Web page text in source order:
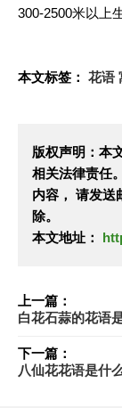
300-2500米以上
本文标签： 花语
版权声明：本
相关法律责任
内容， 请发送
除。
本文地址：
上一篇：
白花石蒜的花语
下一篇：
八仙花花语是什